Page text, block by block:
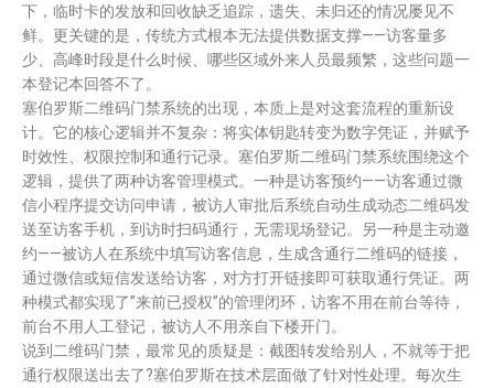
下，临时卡的发放和回收缺乏追踪，遗失、未归还的情况屡见不
鲜。更关键的是，传统方式根本无法提供数据支撑——访客量多
少、高峰时段是什么时候、哪些区域外来人员最频繁，这些问题一
本登记本回答不了。
塞伯罗斯二维码门禁系统的出现，本质上是对这套流程的重新设
计。它的核心逻辑并不复杂：将实体钥匙转变为数字凭证，并赋予
时效性、权限控制和通行记录。塞伯罗斯二维码门禁系统围绕这个
逻辑，提供了两种访客管理模式。一种是访客预约——访客通过微
信小程序提交访问申请，被访人审批后系统自动生成动态二维码发
送至访客手机，到访时扫码通行，无需现场登记。另一种是主动邀
约——被访人在系统中填写访客信息，生成含通行二维码的链接，
通过微信或短信发送给访客，对方打开链接即可获取通行凭证。两
种模式都实现了”来前已授权”的管理闭环，访客不用在前台等待，
前台不用人工登记，被访人不用亲自下楼开门。
说到二维码门禁，最常见的质疑是：截图转发给别人，不就等于把
通行权限送出去了?塞伯罗斯在技术层面做了针对性处理。每次生